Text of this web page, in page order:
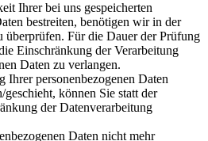
Ihrer bei uns gespeicherten
bestreiten, benötigen wir in der
überprüfen. Für die Dauer der Prüfung
Einschränkung der Verarbeitung
Daten zu verlangen.
Ihrer personenbezogenen Daten
geschieht, können Sie statt der
der Datenverarbeitung
Daten nicht mehr